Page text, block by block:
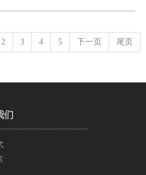
2 3 4 5 下一页 尾页
们